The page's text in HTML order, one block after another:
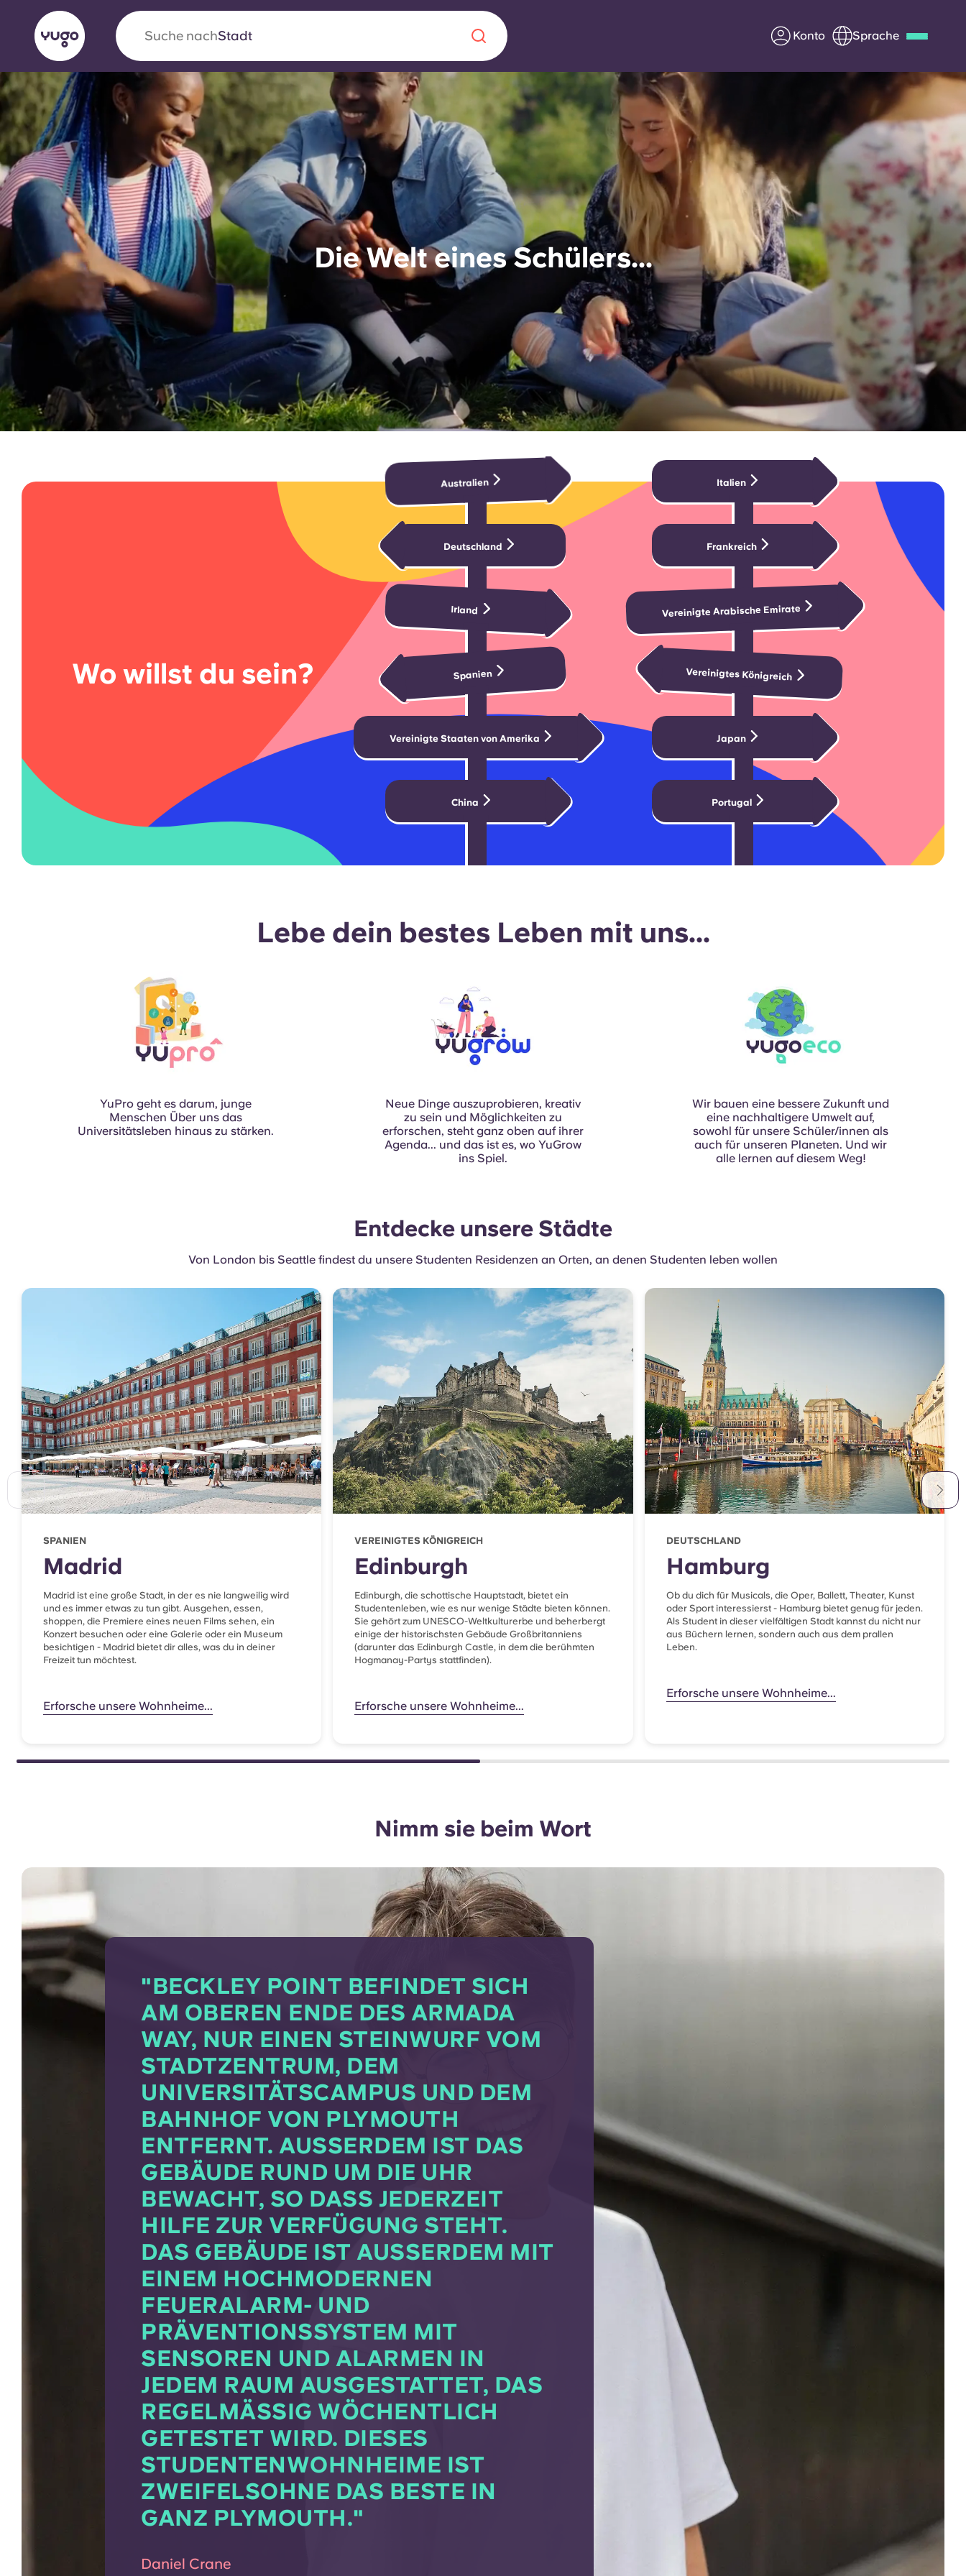
Suche nachLand Konto Sprache
Über uns Standorte Mehr Apply Now
Yugo VCARB: Eine neue Ära in Sachen
Studentenwohnheime
Die wegweisende Partnerschaft Yugomit VCARB sorgt für
Innovation, Ehrgeiz und unvergessliche Momente für die
Studenten.
Über uns
Werde Partner von Yugo
Häufig gestellte Fragen
Infos für Eltern
Kontakt aufnehmen
English (GB) English (US) Chinese Català Deutsch
Die Welt eines Schülers...
Wo willst du sein?
Australien
Deutschland
Irland
Spanien
Italien
Frankreich
Vereinigte Arabische Emirate
Vereinigtes Königreich
Vereinigte Staaten von Amerika Japan
China Portugal
Lebe dein bestes Leben mit uns...
YuPro geht es darum, junge
Menschen Über uns das
Universitätsleben hinaus zu stärken.
Neue Dinge auszuprobieren, kreativ
zu sein und Möglichkeiten zu
erforschen, steht ganz oben auf ihrer
Agenda... und das ist es, wo YuGrow
ins Spiel.
Wir bauen eine bessere Zukunft und
eine nachhaltigere Umwelt auf,
sowohl für unsere Schüler/innen als
auch für unseren Planeten. Und wir
alle lernen auf diesem Weg!
Entdecke unsere Städte
Von London bis Seattle findest du unsere Studenten Residenzen an Orten, an denen Studenten leben wollen
SPANIEN
Madrid
Madrid ist eine große Stadt, in der es nie langweilig wird
und es immer etwas zu tun gibt. Ausgehen, essen,
shoppen, die Premiere eines neuen Films sehen, ein
Konzert besuchen oder eine Galerie oder ein Museum
besichtigen - Madrid bietet dir alles, was du in deiner
Freizeit tun möchtest.
Erforsche unsere Wohnheime...
VEREINIGTES KÖNIGREICH
Edinburgh
Edinburgh, die schottische Hauptstadt, bietet ein
Studentenleben, wie es nur wenige Städte bieten können.
Sie gehört zum UNESCO-Weltkulturerbe und beherbergt
einige der historischsten Gebäude Großbritanniens
(darunter das Edinburgh Castle, in dem die berühmten
Hogmanay-Partys stattfinden).
Erforsche unsere Wohnheime...
DEUTSCHLAND
Hamburg
Ob du dich für Musicals, die Oper, Ballett, Theater, Kunst
oder Sport interessierst - Hamburg bietet genug für jeden.
Als Student in dieser vielfältigen Stadt kannst du nicht nur
aus Büchern lernen, sondern auch aus dem prallen
Leben.
Erforsche unsere Wohnheime...
Nimm sie beim Wort
"BECKLEY POINT BEFINDET SICH
AM OBEREN ENDE DES ARMADA
WAY, NUR EINEN STEINWURF VOM
STADTZENTRUM, DEM
UNIVERSITÄTSCAMPUS UND DEM
BAHNHOF VON PLYMOUTH
ENTFERNT. AUSSERDEM IST DAS G
EBÄUDE RUND UM DIE UHR B
EWACHT, SO DASS JEDERZEIT H
ILFE ZUR VERFÜGUNG STEHT. D
AS GEBÄUDE IST AUSSERDEM MIT EI
NEM HOCHMODERNEN FE
UERALARM- UND PR
ÄVENTIONSSYSTEM MIT SE
NSOREN UND ALARMEN IN JE
DEM RAUM AUSGESTATTET, DAS RE
GELMÄSSIG WÖCHENTLICH GET
ESTET WIRD. DIESES STU
DENTENWOHNHEIME IST ZWE
IFELSOHNE DAS BESTE IN GAN
Z PLYMOUTH."
Daniel Crane